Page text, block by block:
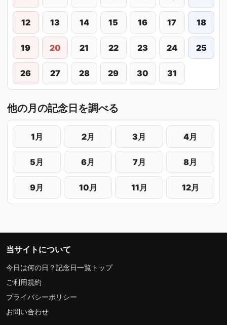
12 13 14 15 16 17 18
19 20 21 22 23 24 25
26 27 28 29 30 31
他の月の記念日を調べる
1月 2月 3月 4月
5月 6月 7月 8月
9月 10月 11月 12月
当サイトについて
今日は何の日？記念日一覧トップ
ご利用規約
プライバシーポリシー
お問い合わせ